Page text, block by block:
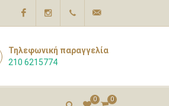
Τηλεφωνική παραγγελία
210 6215774
0
0